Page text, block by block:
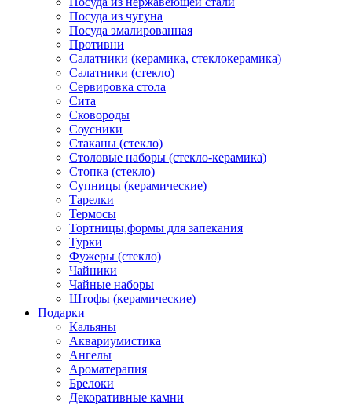
Посуда из чугуна
Посуда эмалированная
Противни
Салатники (керамика, стеклокерамика)
Салатники (стекло)
Сервировка стола
Сита
Сковороды
Соусники
Стаканы (стекло)
Столовые наборы (стекло-керамика)
Стопка (стекло)
Супницы (керамические)
Тарелки
Термосы
Тортницы,формы для запекания
Турки
Фужеры (стекло)
Чайники
Чайные наборы
Штофы (керамические)
Подарки
Кальяны
Аквариумистика
Ангелы
Ароматерапия
Брелоки
Декоративные камни